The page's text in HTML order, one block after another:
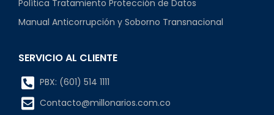
Política Tratamiento Protección de Datos
Manual Anticorrupción y Soborno Transnacional
SERVICIO AL CLIENTE
PBX: (601) 514 1111
Contacto@millonarios.com.co